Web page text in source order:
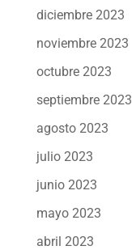
diciembre 2023
noviembre 2023
octubre 2023
septiembre 2023
agosto 2023
julio 2023
junio 2023
mayo 2023
abril 2023